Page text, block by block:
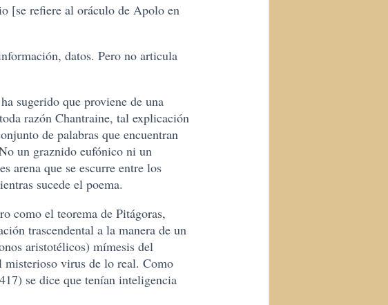
[se refiere al oráculo de Apolo en
datos. Pero no articula
sugerido que proviene de una
razón Chantraine, tal explicación
de palabras que encuentran
un graznido eufónico ni un
arena que se escurre entre los
sucede el poema.
como el teorema de Pitágoras,
trascendental a la manera de un
aristotélicos) mímesis del
misterioso virus de lo real. Como
se dice que tenían inteligencia